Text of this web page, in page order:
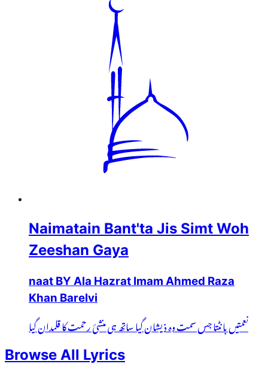
Naimatain Bant'ta Jis Simt Woh
Zeeshan Gaya
naat BY Ala Hazrat Imam Ahmed Raza
Khan Barelvi
نعمتیں بانٹتا جس سمت وہ ذیشان گیا ساتھ ہی منشئ رحمت کا قلمدان گیا
Browse All Lyrics